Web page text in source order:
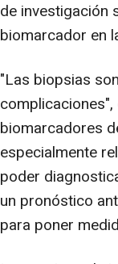
de investigación
biomarcador en
"Las biopsias
biomarcadores
especialmente
poder
un pronóstico
para poner